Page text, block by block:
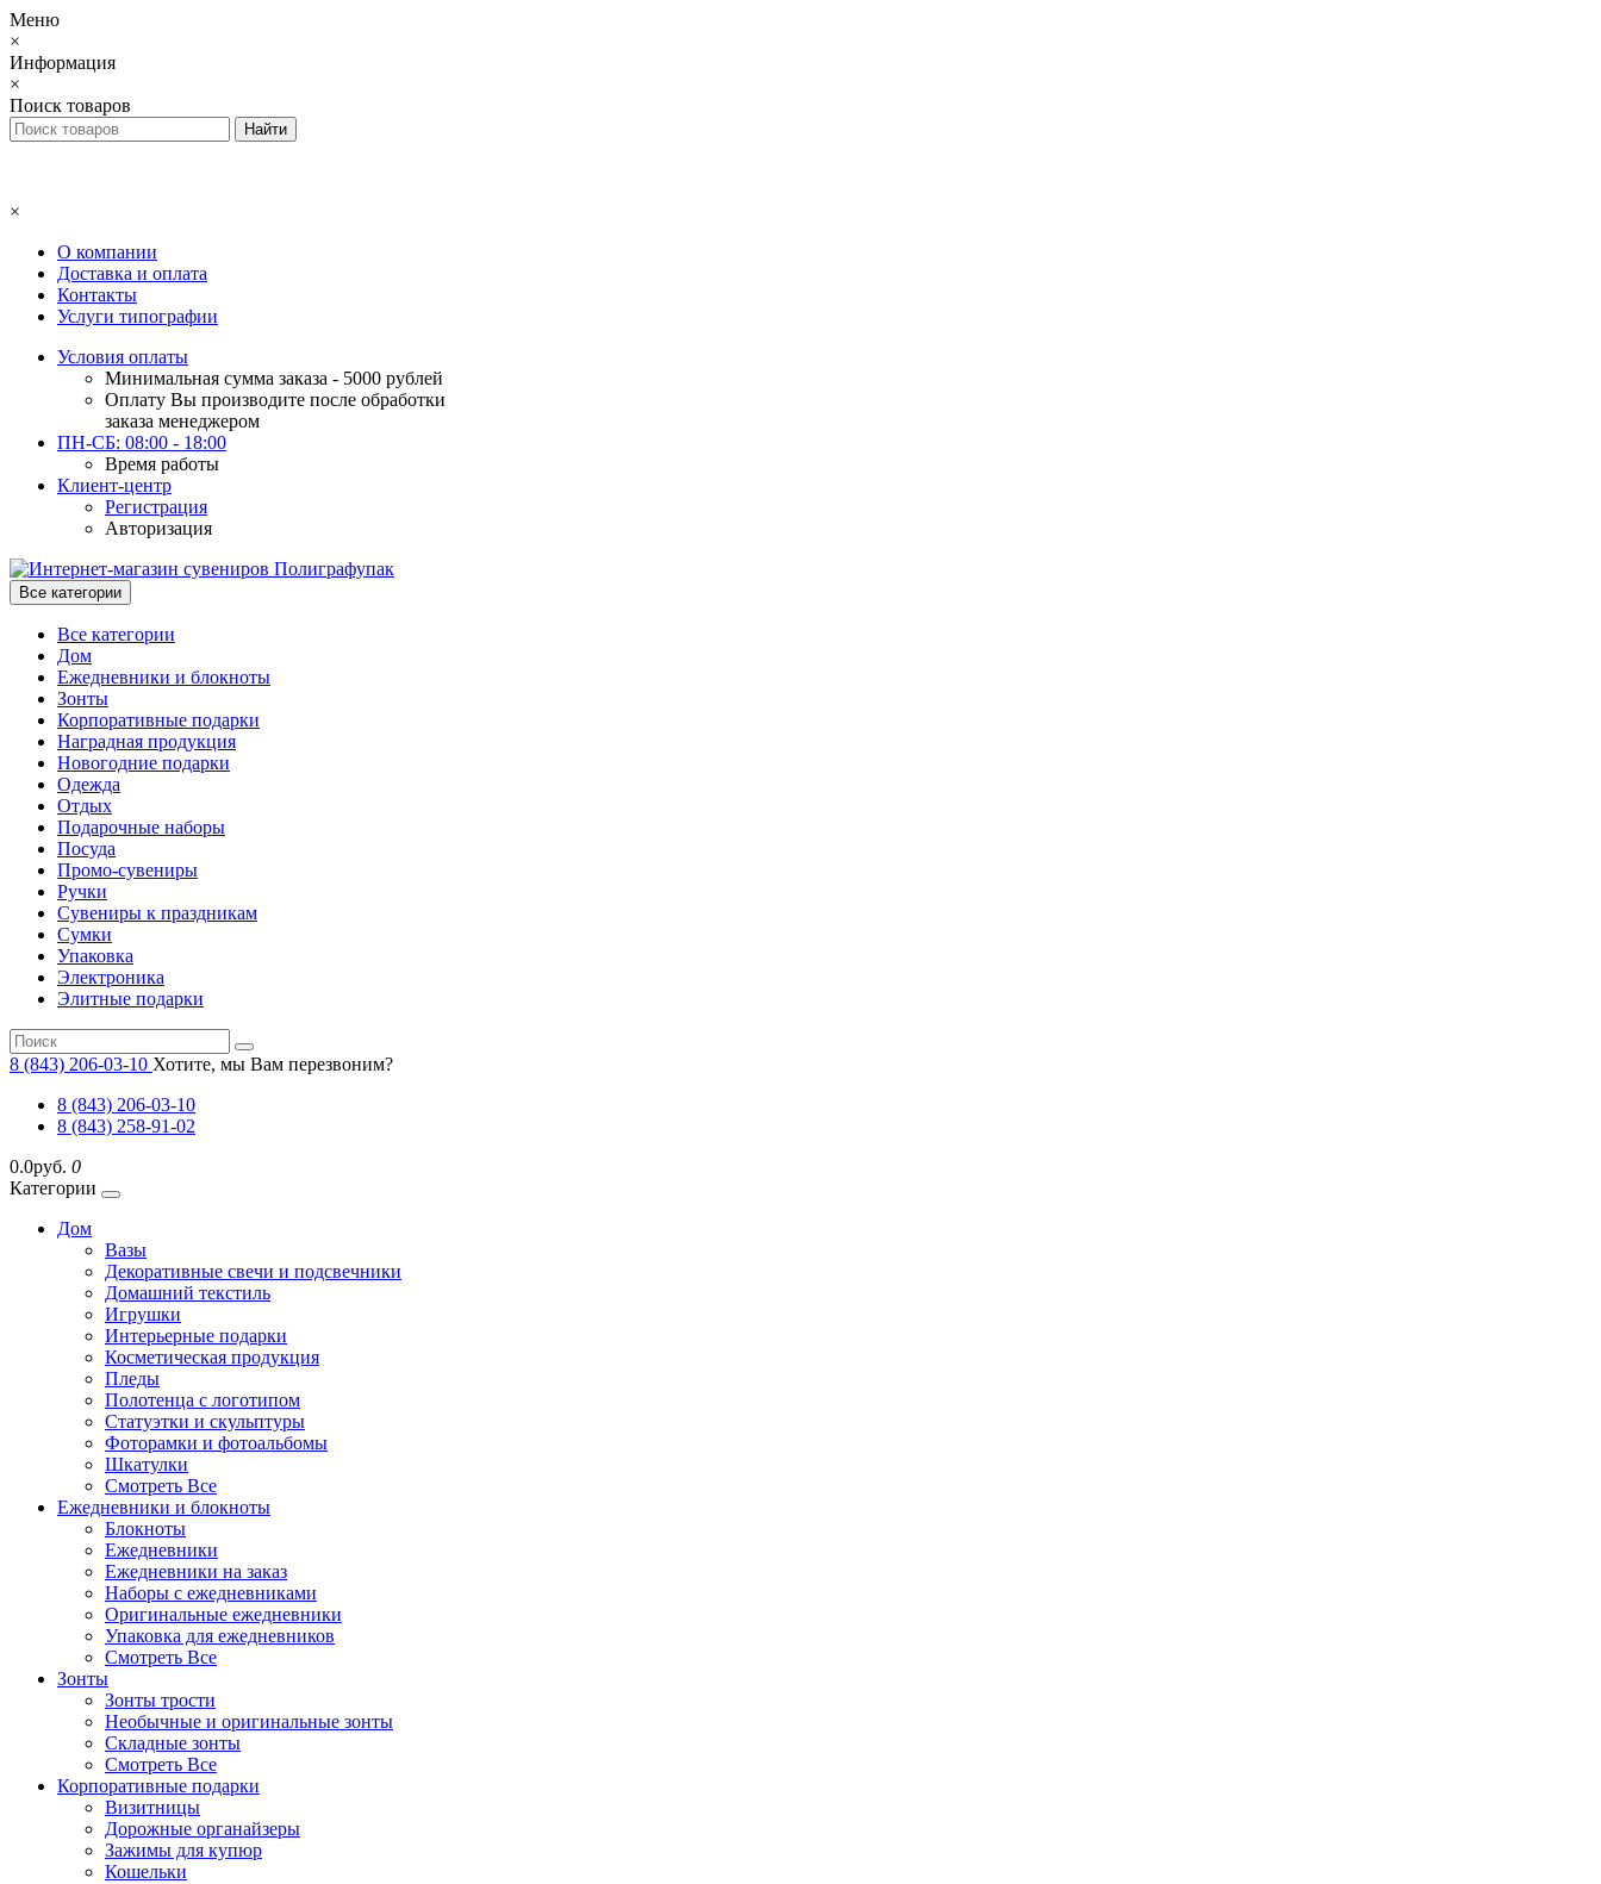
Меню
×
Информация
×
Поиск товаров
×
О компании
Доставка и оплата
Контакты
Услуги типографии
Условия оплаты
Минимальная сумма заказа - 5000 рублей
Оплату Вы производите после обработки
заказа менеджером
ПН-СБ: 08:00 - 18:00
Время работы
Клиент-центр
Регистрация
Авторизация
Все категории
Все категории
Дом
Ежедневники и блокноты
Зонты
Корпоративные подарки
Наградная продукция
Новогодние подарки
Одежда
Отдых
Подарочные наборы
Посуда
Промо-сувениры
Ручки
Сувениры к праздникам
Сумки
Упаковка
Электроника
Элитные подарки
8 (843) 206-03-10 Хотите, мы Вам перезвоним?
8 (843) 206-03-10
8 (843) 258-91-02
0.0руб. 0
Категории
Дом
Вазы
Декоративные свечи и подсвечники
Домашний текстиль
Игрушки
Интерьерные подарки
Косметическая продукция
Пледы
Полотенца с логотипом
Статуэтки и скульптуры
Фоторамки и фотоальбомы
Шкатулки
Смотреть Все
Ежедневники и блокноты
Блокноты
Ежедневники
Ежедневники на заказ
Наборы с ежедневниками
Оригинальные ежедневники
Упаковка для ежедневников
Смотреть Все
Зонты
Зонты трости
Необычные и оригинальные зонты
Складные зонты
Смотреть Все
Корпоративные подарки
Визитницы
Дорожные органайзеры
Зажимы для купюр
Кошельки